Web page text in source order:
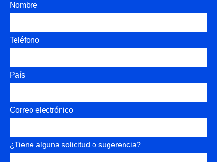
Nombre
Teléfono
País
Correo electrónico
¿Tiene alguna solicitud o sugerencia?